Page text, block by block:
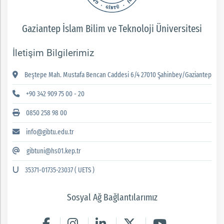
Gaziantep İslam Bilim ve Teknoloji Üniversitesi
İletişim Bilgilerimiz
Beştepe Mah. Mustafa Bencan Caddesi 6/4 27010 Şahinbey/Gaziantep
+90 342 909 75 00 - 20
0850 258 98 00
info@gibtu.edu.tr
gibtuni@hs01.kep.tr
35371-01735-23037 ( UETS )
Sosyal Ağ Bağlantılarımız